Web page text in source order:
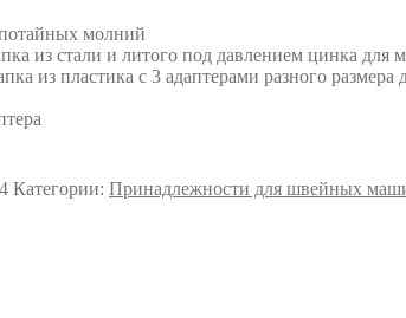
молний
из стали и литого под давлением цинка
из пластика с 3 адаптерами разного
Категории: Принадлежности для швейных